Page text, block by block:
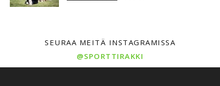
SEURAA MEITÄ INSTAGRAMISSA
@SPORTTIRAKKI